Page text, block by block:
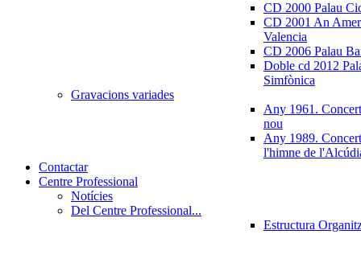
CD 2000 Palau
CD 2001 An
Valencia
CD 2006 Palau
Doble cd 2012
Simfònica
Gravacions variades
Any 1961.
nou
Any 1989.
l'himne de
Contactar
Centre Professional
Notícies
Del Centre Professional...
Estructura